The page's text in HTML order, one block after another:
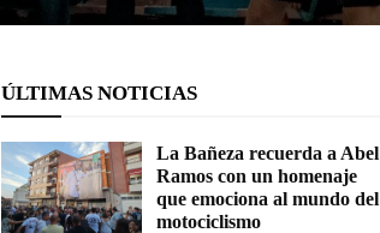
ÚLTIMAS NOTICIAS
La Bañeza recuerda a Abel
Ramos con un homenaje
que emociona al mundo del
motociclismo